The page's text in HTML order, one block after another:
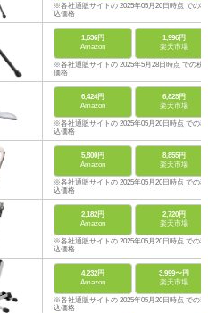
※各社通販サイトの 2025年05月20日時点 での税
込価格
1,636円
Amazon
1,996円
楽天市場
※各社通販サイトの 2025年5月28日時点 での税
価格
6,424円
Amazon
6,825円
楽天市場
※各社通販サイトの 2025年05月20日時点 での税
込価格
5,800円
Amazon
8,855円
楽天市場
※各社通販サイトの 2025年05月20日時点 での税
込価格
2,182円
Amazon
2,720円
楽天市場
※各社通販サイトの 2025年05月20日時点 での税
込価格
4,232円
Amazon
3,999〜円
楽天市場
※各社通販サイトの 2025年05月20日時点 での税
込価格